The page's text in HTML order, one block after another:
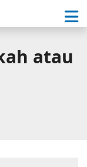
atau